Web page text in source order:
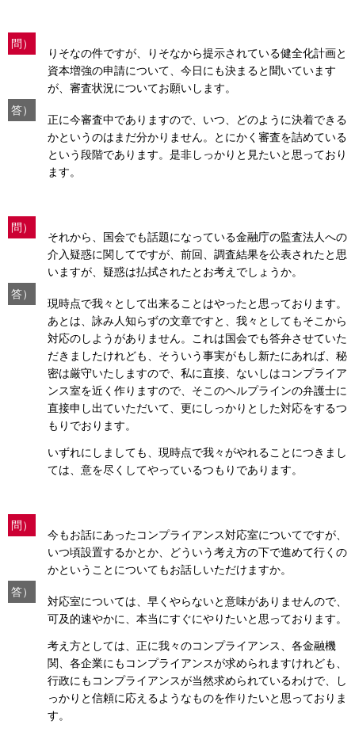
問）
りそなの件ですが、りそなから提示されている健全化計画と
資本増強の申請について、今日にも決まると聞いています
が、審査状況についてお願いします。
答）
正に今審査中でありますので、いつ、どのように決着できる
かというのはまだ分かりません。とにかく審査を詰めている
という段階であります。是非しっかりと見たいと思っており
ます。
問）
それから、国会でも話題になっている金融庁の監査法人への
介入疑惑に関してですが、前回、調査結果を公表されたと思
いますが、疑惑は払拭されたとお考えでしょうか。
答）
現時点で我々として出来ることはやったと思っております。
あとは、詠み人知らずの文章ですと、我々としてもそこから
対応のしようがありません。これは国会でも答弁させていた
だきましたけれども、そういう事実がもし新たにあれば、秘
密は厳守いたしますので、私に直接、ないしはコンプライア
ンス室を近く作りますので、そこのヘルプラインの弁護士に
直接申し出ていただいて、更にしっかりとした対応をするつ
もりでおります。
いずれにしましても、現時点で我々がやれることにつきまし
ては、意を尽くしてやっているつもりであります。
問）
今もお話にあったコンプライアンス対応室についてですが、
いつ頃設置するかとか、どういう考え方の下で進めて行くの
かということについてもお話しいただけますか。
答）
対応室については、早くやらないと意味がありませんので、
可及的速やかに、本当にすぐにやりたいと思っております。
考え方としては、正に我々のコンプライアンス、各金融機
関、各企業にもコンプライアンスが求められますけれども、
行政にもコンプライアンスが当然求められているわけで、し
っかりと信頼に応えるようなものを作りたいと思っておりま
す。